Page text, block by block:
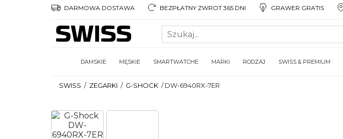
DARMOWA DOSTAWA BEZPŁATNY ZWROT 365 DNI GRAWER GRATIS
DAMSKIE MĘSKIE SMARTWATCHE MARKI RODZAJ SWISS & PREMIUM
SWISS / ZEGARKI / G-SHOCK /DW-6940RX-7ER